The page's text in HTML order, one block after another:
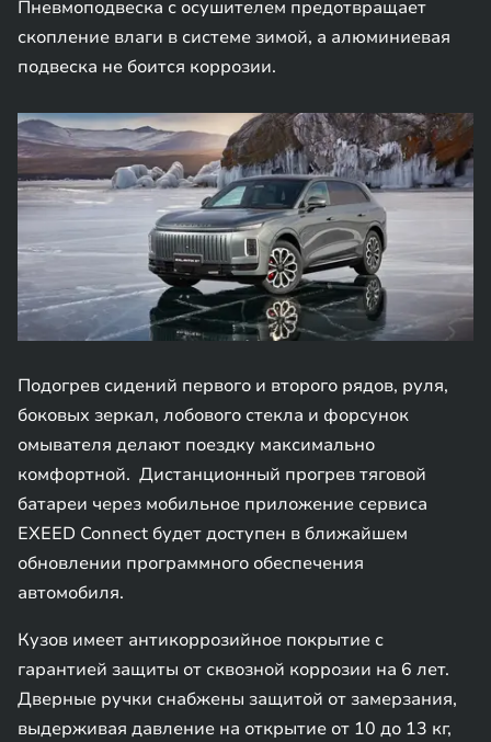
Пневмоподвеска с осушителем предотвращает
скопление влаги в системе зимой, а алюминиевая
подвеска не боится коррозии.
Подогрев сидений первого и второго рядов, руля,
боковых зеркал, лобового стекла и форсунок
омывателя делают поездку максимально
комфортной. Дистанционный прогрев тяговой
батареи через мобильное приложение сервиса
EXEED Connect будет доступен в ближайшем
обновлении программного обеспечения
автомобиля.
Кузов имеет антикоррозийное покрытие с
гарантией защиты от сквозной коррозии на 6 лет.
Дверные ручки снабжены защитой от замерзания,
выдерживая давление на открытие от 10 до 13 кг,